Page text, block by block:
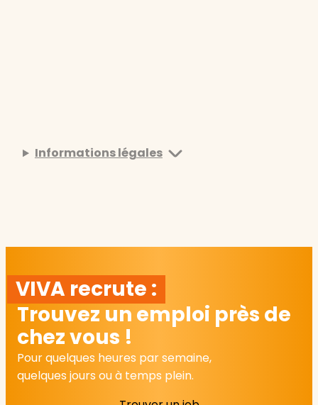
Informations légales
VIVA recrute :
Trouvez un emploi près de
chez vous !
Pour quelques heures par semaine,
quelques jours ou à temps plein.